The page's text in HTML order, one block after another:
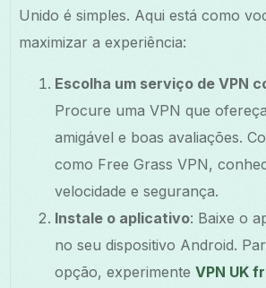
Unido é simples. Aqui está como
maximizar a experiência:
Escolha um serviço de VPN
Procure uma VPN que
amigável e boas avaliações.
como Free Grass VPN,
velocidade e segurança.
Instale o aplicativo: Baixe o
no seu dispositivo Android.
opção, experimenteVPN UK